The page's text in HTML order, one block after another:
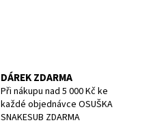
DÁREK ZDARMA
Při nákupu nad 5 000 Kč ke
každé objednávce OSUŠKA
SNAKESUB ZDARMA